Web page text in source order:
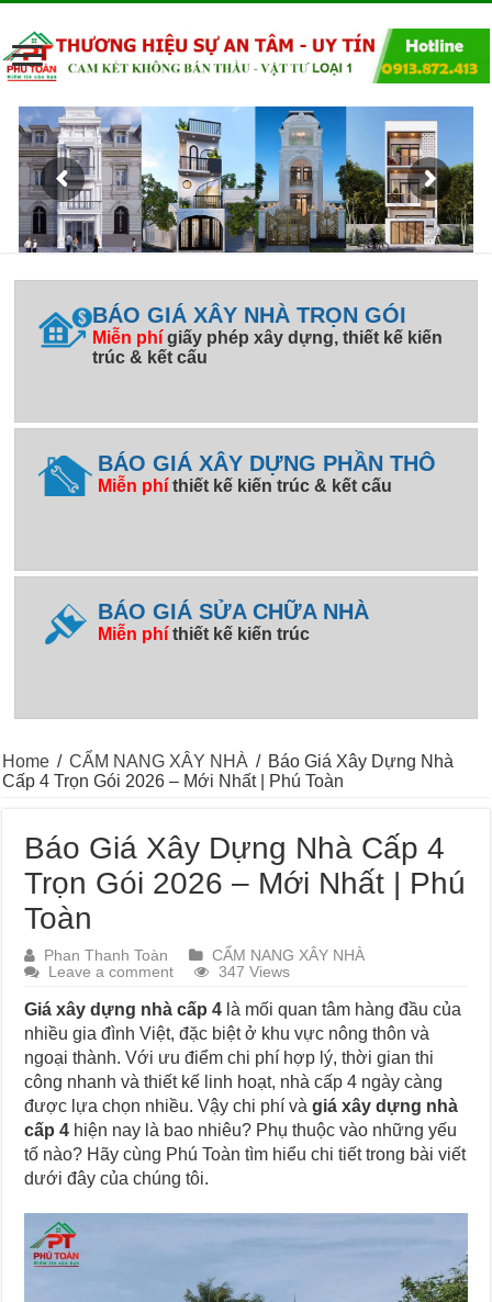
BÁO GIÁ XÂY NHÀ TRỌN GÓI
Miễn phí giấy phép xây dựng, thiết kế kiến
trúc & kết cấu
BÁO GIÁ XÂY DỰNG PHẦN THÔ
Miễn phí thiết kế kiến trúc & kết cấu
BÁO GIÁ SỬA CHỮA NHÀ
Miễn phí thiết kế kiến trúc
Home / CẨM NANG XÂY NHÀ / Báo Giá Xây Dựng Nhà
Cấp 4 Trọn Gói 2026 – Mới Nhất | Phú Toàn
Báo Giá Xây Dựng Nhà Cấp 4
Trọn Gói 2026 – Mới Nhất | Phú
Toàn
Phan Thanh Toàn
CẨM NANG XÂY NHÀ
Leave a comment
347 Views
Giá xây dựng nhà cấp 4 là mối quan tâm hàng đầu của
nhiều gia đình Việt, đặc biệt ở khu vực nông thôn và
ngoại thành. Với ưu điểm chi phí hợp lý, thời gian thi
công nhanh và thiết kế linh hoạt, nhà cấp 4 ngày càng
được lựa chọn nhiều. Vậy chi phí vàgiá xây dựng nhà
cấp 4 hiện nay là bao nhiêu? Phụ thuộc vào những yếu
tố nào? Hãy cùng Phú Toàn tìm hiểu chi tiết trong bài viết
dưới đây của chúng tôi.